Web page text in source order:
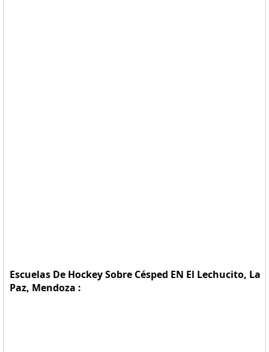
Escuelas De Hockey Sobre Césped EN El Lechucito, La
Paz, Mendoza :